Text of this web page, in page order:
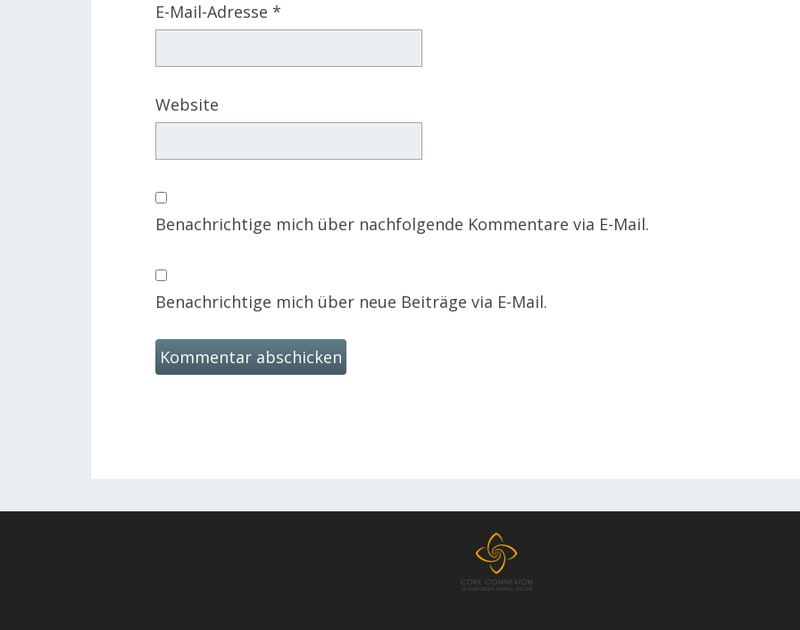
E-Mail-Adresse *
Website
Benachrichtige mich über nachfolgende Kommentare via E-Mail.
Benachrichtige mich über neue Beiträge via E-Mail.